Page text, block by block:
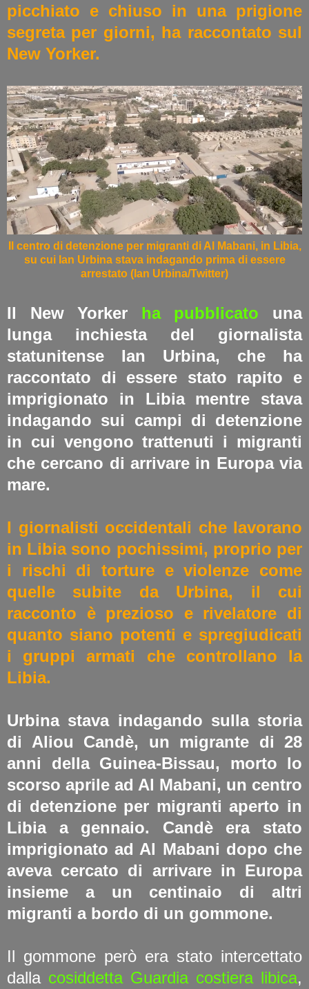
picchiato e chiuso in una prigione
segreta per giorni, ha raccontato sul
New Yorker.
Il centro di detenzione per migranti di Al Mabani, in Libia,
su cui Ian Urbina stava indagando prima di essere
arrestato (Ian Urbina/Twitter)
Il New Yorker ha pubblicato una
lunga inchiesta del giornalista
statunitense Ian Urbina, che ha
raccontato di essere stato rapito e
imprigionato in Libia mentre stava
indagando sui campi di detenzione
in cui vengono trattenuti i migranti
che cercano di arrivare in Europa via
mare.
I giornalisti occidentali che lavorano
in Libia sono pochissimi, proprio per
i rischi di torture e violenze come
quelle subite da Urbina, il cui
racconto è prezioso e rivelatore di
quanto siano potenti e spregiudicati
i gruppi armati che controllano la
Libia.
Urbina stava indagando sulla storia
di Aliou Candè, un migrante di 28
anni della Guinea-Bissau, morto lo
scorso aprile ad Al Mabani, un centro
di detenzione per migranti aperto in
Libia a gennaio. Candè era stato
imprigionato ad Al Mabani dopo che
aveva cercato di arrivare in Europa
insieme a un centinaio di altri
migranti a bordo di un gommone.
Il gommone però era stato intercettato
dalla cosiddetta Guardia costiera libica,